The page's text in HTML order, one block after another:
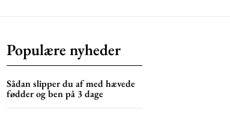
MONTHLY PRICING
Populære nyheder
Sådan slipper du af med hævede
fødder og ben på 3 dage